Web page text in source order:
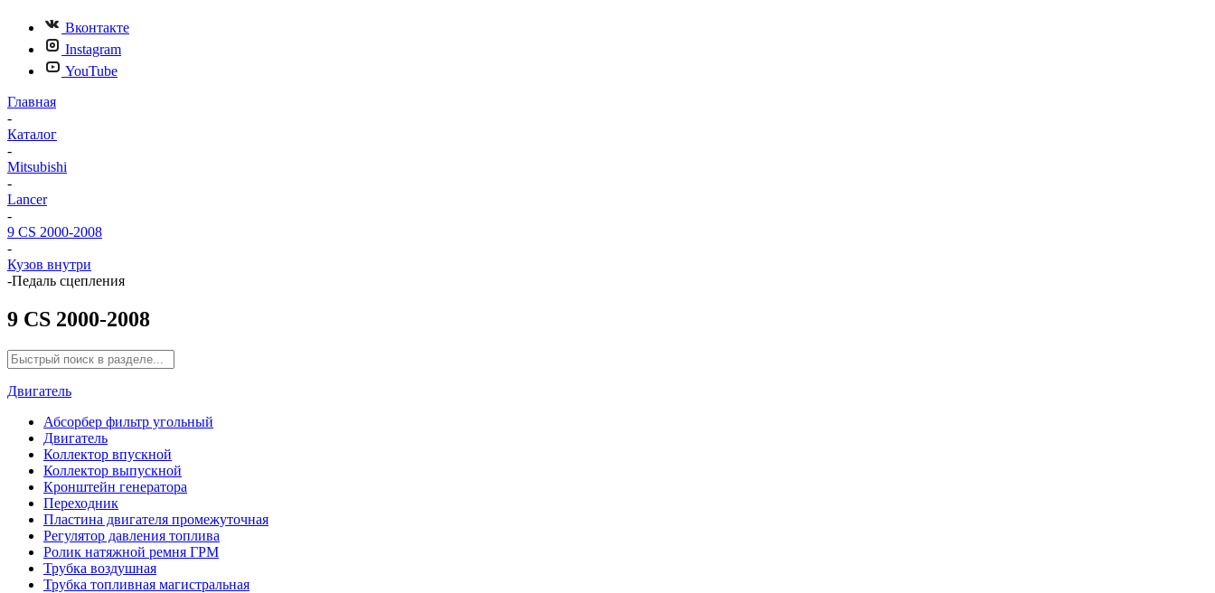
Вконтакте
Instagram
YouTube
Главная
-
Каталог
-
Mitsubishi
-
Lancer
-
9 CS 2000-2008
-
Кузов внутри
-Педаль сцепления
9 CS 2000-2008
Двигатель
Абсорбер фильтр угольный
Двигатель
Коллектор впускной
Коллектор выпускной
Кронштейн генератора
Переходник
Пластина двигателя промежуточная
Регулятор давления топлива
Ролик натяжной ремня ГРМ
Трубка воздушная
Трубка топливная магистральная